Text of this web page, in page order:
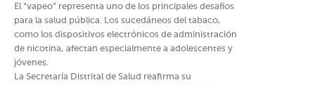
El “vapeo” representa uno de los principales desafíos
para la salud pública. Los sucedáneos del tabaco,
como los dispositivos electrónicos de administración
de nicotina, afectan especialmente a adolescentes y
jóvenes.
La Secretaría Distrital de Salud reafirma su